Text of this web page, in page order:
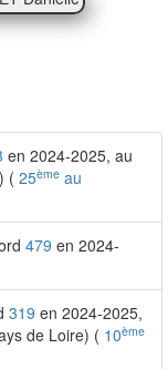
en 2024-2025, au
( 25ème au
479 en 2024-
319 en 2024-2025,
de Loire) ( 10ème